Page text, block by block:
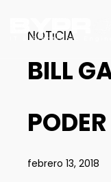
NOTICIA
BILL
febrero 13, 2018